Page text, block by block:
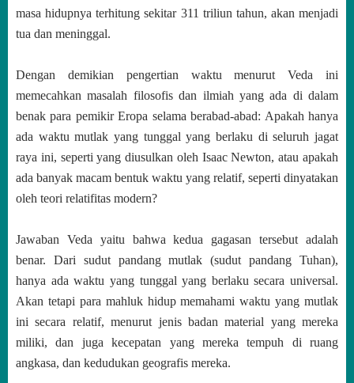
masa hidupnya terhitung sekitar 311 triliun tahun, akan menjadi
tua dan meninggal.
Dengan demikian pengertian waktu menurut Veda ini
memecahkan masalah filosofis dan ilmiah yang ada di dalam
benak para pemikir Eropa selama berabad-abad: Apakah hanya
ada waktu mutlak yang tunggal yang berlaku di seluruh jagat
raya ini, seperti yang diusulkan oleh Isaac Newton, atau apakah
ada banyak macam bentuk waktu yang relatif, seperti dinyatakan
oleh teori relatifitas modern?
Jawaban Veda yaitu bahwa kedua gagasan tersebut adalah
benar. Dari sudut pandang mutlak (sudut pandang Tuhan),
hanya ada waktu yang tunggal yang berlaku secara universal.
Akan tetapi para mahluk hidup memahami waktu yang mutlak
ini secara relatif, menurut jenis badan material yang mereka
miliki, dan juga kecepatan yang mereka tempuh di ruang
angkasa, dan kedudukan geografis mereka.